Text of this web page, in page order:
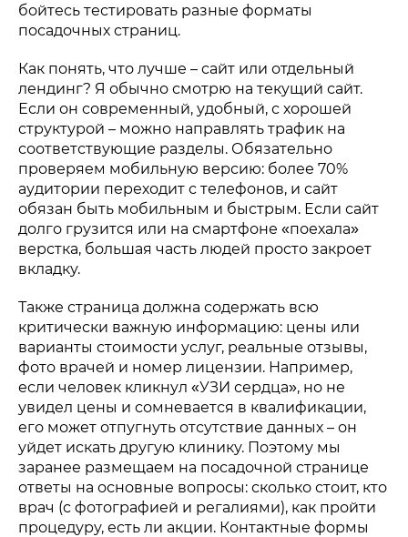
бойтесь тестировать разные форматы
посадочных страниц.
Как понять, что лучше – сайт или отдельный
лендинг? Я обычно смотрю на текущий сайт.
Если он современный, удобный, с хорошей
структурой – можно направлять трафик на
соответствующие разделы. Обязательно
проверяем мобильную версию: более 70%
аудитории переходит с телефонов, и сайт
обязан быть мобильным и быстрым. Если сайт
долго грузится или на смартфоне «поехала»
верстка, большая часть людей просто закроет
вкладку.
Также страница должна содержать всю
критически важную информацию: цены или
варианты стоимости услуг, реальные отзывы,
фото врачей и номер лицензии. Например,
если человек кликнул «УЗИ сердца», но не
увидел цены и сомневается в квалификации,
его может отпугнуть отсутствие данных – он
уйдет искать другую клинику. Поэтому мы
заранее размещаем на посадочной странице
ответы на основные вопросы: сколько стоит, кто
врач (с фотографией и регалиями), как пройти
процедуру, есть ли акции. Контактные формы